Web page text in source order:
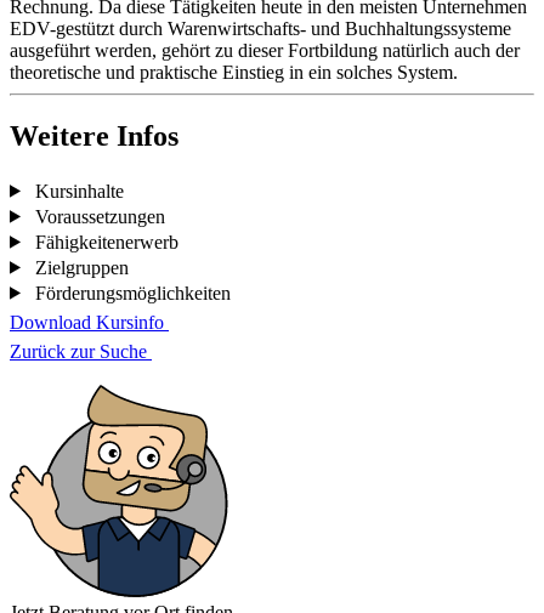
Rechnung. Da diese Tätigkeiten heute in den meisten Unternehmen
EDV-gestützt durch Warenwirtschafts- und Buchhaltungssysteme
ausgeführt werden, gehört zu dieser Fortbildung natürlich auch der
theoretische und praktische Einstieg in ein solches System.
Weitere Infos
Kursinhalte
Voraussetzungen
Fähigkeitenerwerb
Zielgruppen
Förderungsmöglichkeiten
Download Kursinfo
Zurück zur Suche